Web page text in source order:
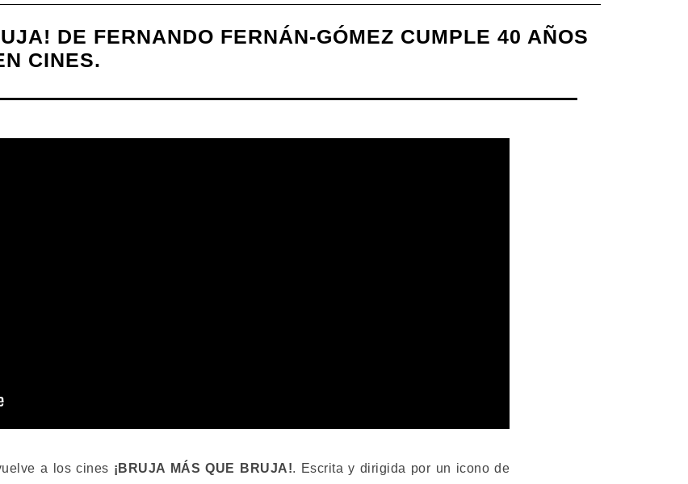
DE FERNANDO FERNÁN-GÓMEZ CUMPLE 40 AÑOS
CINES.
a los cines ¡BRUJA MÁS QUE BRUJA!. Escrita y dirigida por un icono de